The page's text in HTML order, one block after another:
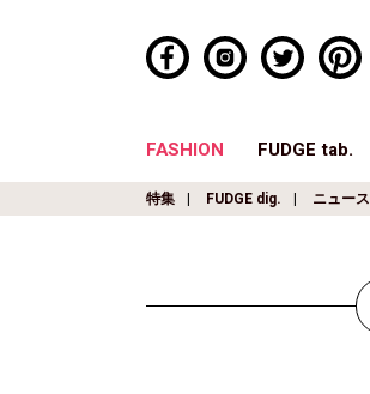
FASHION FUDGE tab.
特集 FUDGE dig. ニュース